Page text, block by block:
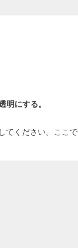
にする。
てください。ここで